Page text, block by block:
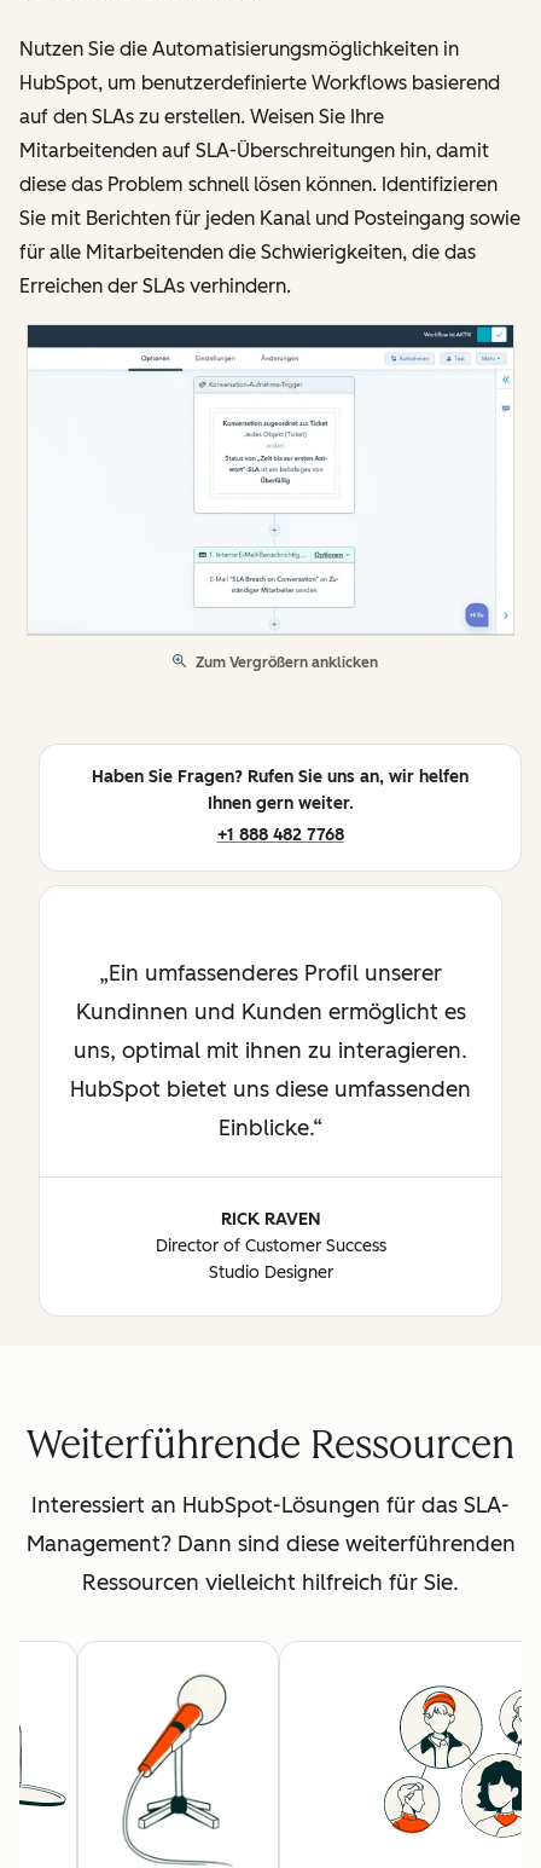
Nutzen Sie die Automatisierungsmöglichkeiten in
HubSpot, um benutzerdefinierte Workflows basierend
auf den SLAs zu erstellen. Weisen Sie Ihre
Mitarbeitenden auf SLA-Überschreitungen hin, damit
diese das Problem schnell lösen können. Identifizieren
Sie mit Berichten für jeden Kanal und Posteingang sowie
für alle Mitarbeitenden die Schwierigkeiten, die das
Erreichen der SLAs verhindern.
Zum Vergrößern anklicken
Haben Sie Fragen? Rufen Sie uns an, wir helfen
Ihnen gern weiter.
+1 888 482 7768
Ein umfassenderes Profil unserer
Kundinnen und Kunden ermöglicht es
uns, optimal mit ihnen zu interagieren.
HubSpot bietet uns diese umfassenden
Einblicke.
RICK RAVEN
Director of Customer Success
Studio Designer
Weiterführende Ressourcen
Interessiert an HubSpot-Lösungen für das SLA-
Management? Dann sind diese weiterführenden
Ressourcen vielleicht hilfreich für Sie.